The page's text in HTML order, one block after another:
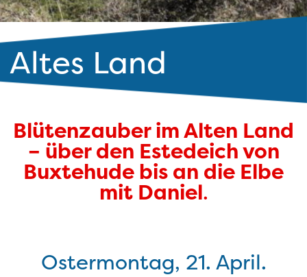
Altes Land
Blütenzauber im Alten Land
– über den Estedeich von
Buxtehude bis an die Elbe
mit Daniel.
Ostermontag, 21. April.